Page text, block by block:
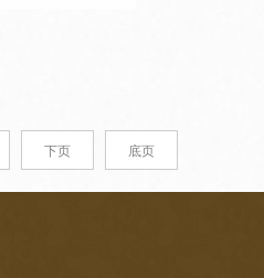
下页 底页